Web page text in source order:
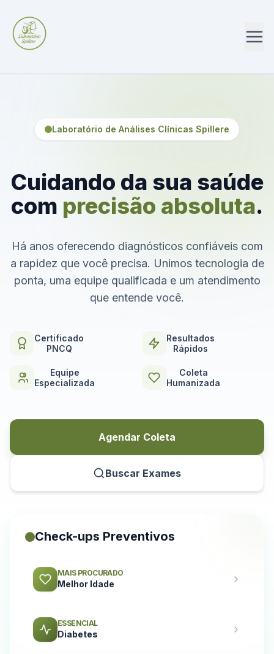
Laboratório de Análises Clínicas Spillere
Cuidando da sua saúde
com precisão absoluta.
Há anos oferecendo diagnósticos confiáveis com
a rapidez que você precisa. Unimos tecnologia de
ponta, uma equipe qualificada e um atendimento
que entende você.
Certificado
PNCQ
Resultados
Rápidos
Equipe
Especializada
Coleta
Humanizada
Agendar Coleta
Buscar Exames
Check-ups Preventivos
MAIS PROCURADO
Melhor Idade
ESSENCIAL
Diabetes